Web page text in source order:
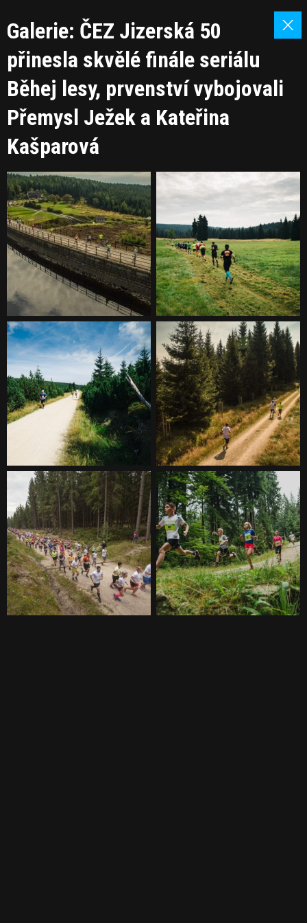
Galerie: ČEZ Jizerská 50
přinesla skvělé finále seriálu
Běhej lesy, prvenství vybojovali
Přemysl Ježek a Kateřina
Kašparová